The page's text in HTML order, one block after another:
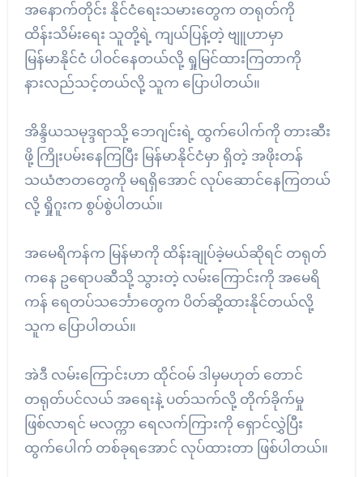
အနောက်တိုင်း နိုင်ငံရေးသမားတွေက တရုတ်ကို
ထိန်းသိမ်းရေး သူတို့ရဲ့ ကျယ်ပြန့်တဲ့ ဗျူဟာမှာ
မြန်မာနိုင်ငံ ပါဝင်နေတယ်လို့ ရှုမြင်ထားကြတာကို
နားလည်သင့်တယ်လို့ သူက ပြောပါတယ်။
အိန္ဒိယသမုဒ္ဒရာသို့ ဘေဂျင်းရဲ့ ထွက်ပေါက်ကို တားဆီး
ဖို့ ကြိုးပမ်းနေကြပြီး မြန်မာနိုင်ငံမှာ ရှိတဲ့ အဖိုးတန်
သယံဇာတတွေကို မရရှိအောင် လုပ်ဆောင်နေကြတယ်
လို့ ရှိုဂူးက စွပ်စွဲပါတယ်။
အမေရိကန်က မြန်မာကို ထိန်းချုပ်ခဲ့မယ်ဆိုရင် တရုတ်
ကနေ ဥရောပဆီသို့ သွားတဲ့ လမ်းကြောင်းကို အမေရိ
ကန် ရေတပ်သင်္ဘောတွေက ပိတ်ဆို့ထားနိုင်တယ်လို့
သူက ပြောပါတယ်။
အဲဒီ လမ်းကြောင်းဟာ ထိုင်ဝမ် ဒါမှမဟုတ် တောင်
တရုတ်ပင်လယ် အရေးနဲ့ ပတ်သက်လို့ တိုက်ခိုက်မှု
ဖြစ်လာရင် မလက္ကာ ရေလက်ကြားကို ရှောင်လွှဲပြီး
ထွက်ပေါက် တစ်ခုရအောင် လုပ်ထားတာ ဖြစ်ပါတယ်။